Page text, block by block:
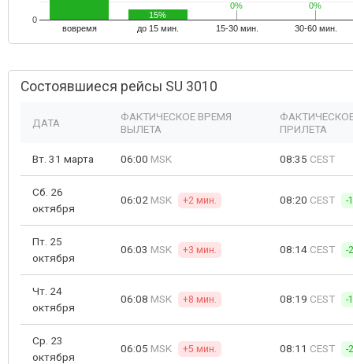
вовремя до 15 мин. 15-30 мин. 30-60 мин.
0 15%
0%
0% 0%
0%
Состоявшиеся рейсы SU 3010
ДАТА
ФАКТИЧЕСКОЕ ВРЕМЯ
ВЫЛЕТА
ПРИЛЕТА
Вт. 31 марта 06:00 MSK 08:35 CEST
Сб. 26
октября
06:02 MSK +2 мин. 08:20 CEST -
Пт. 25
октября
06:03 MSK +3 мин. 08:14 CEST -
Чт. 24
октября
06:08 MSK +8 мин. 08:19 CEST -
Ср. 23
октября
06:05 MSK +5 мин. 08:11 CEST -